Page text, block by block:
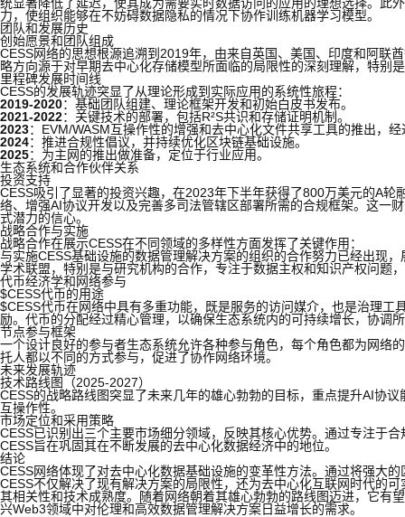
力，使组织能够在不妨碍数据隐私的情况下协作训练机器学习模型。
团队和发展历史
创始愿景和团队组成
CESS网络的思想根源追溯到2019年，由来自英国、美国、印度和阿联
略方向源于对早期去中心化存储模型所面临的局限性的深刻理解，特别
里程碑发展时间线
CESS的发展轨迹突显了从理论形成到实际应用的系统性旅程：
2019-2020：基础团队组建、理论框架开发和初始白皮书发布。
2021-2022：关键技术的部署，包括R²S共识和存储证明机制。
2023：EVM/WASM互操作性的增强和去中心化文件共享工具的推出，
2024：推进合规性倡议，并持续优化区块链基础设施。
2025：为主网的推出做准备，定位于行业应用。
生态系统和合作伙伴关系
投资支持
CESS吸引了显著的投资兴趣，在2023年下半年获得了800万美元的A
络、增强AI协议开发以及完善多司法管辖区部署所需的合规框架。这一
式潜力的信心。
战略合作与实施
战略合作在展示CESS在不同领域的多样性方面发挥了关键作用：
与实施CESS基础设施的数据管理解决方案的组织的合作努力已经出现
学术联盟，特别是与研究机构的合作，专注于数据主权和知识产权问题
代币经济学和网络参与
$CESS代币的用途
$CESS代币在网络中具有多重功能，既是服务的访问媒介，也是治理
励。代币的分配经过精心管理，以确保生态系统内的可持续增长，协调
节点参与框架
一个设计良好的参与者生态系统允许各种参与角色，每个角色都为网络
托人都以不同的方式参与，促进了协作网络环境。
未来发展轨迹
技术路线图（2025-2027）
CESS的战略路线图突显了未来几年的雄心勃勃的目标，重点提升AI协
互操作性。
市场定位和采用策略
CESS已识别出三个主要市场细分领域，反映其核心优势。通过专注于
CESS旨在巩固其在不断发展的去中心化数据经济中的地位。
结论
CESS网络体现了对去中心化数据基础设施的变革性方法。通过将强大
CESS不仅解决了现有解决方案的局限性，还为去中心化互联网时代的
其相关性和技术成熟度。随着网络朝着其雄心勃勃的路线图迈进，它有
兴Web3领域中对伦理和高效数据管理解决方案日益增长的需求。